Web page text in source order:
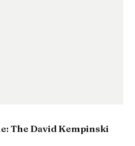
The David Kempinski